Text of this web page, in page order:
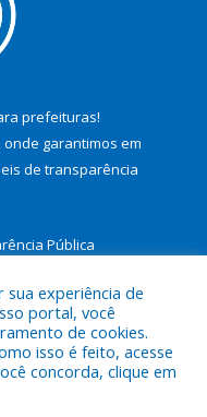
prefeituras!
onde garantimos em
de transparência
Pública
Municipal de São
sua experiência de
portal, você
de cookies.
isso é feito, acesse
concorda, clique em